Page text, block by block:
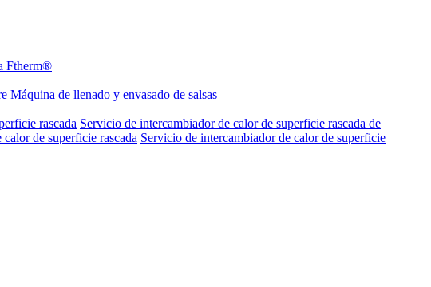
Ftherm®
Máquina de llenado y envasado de salsas
rascada Servicio de intercambiador de calor de superficie rascada de
de superficie rascada Servicio de intercambiador de calor de superficie